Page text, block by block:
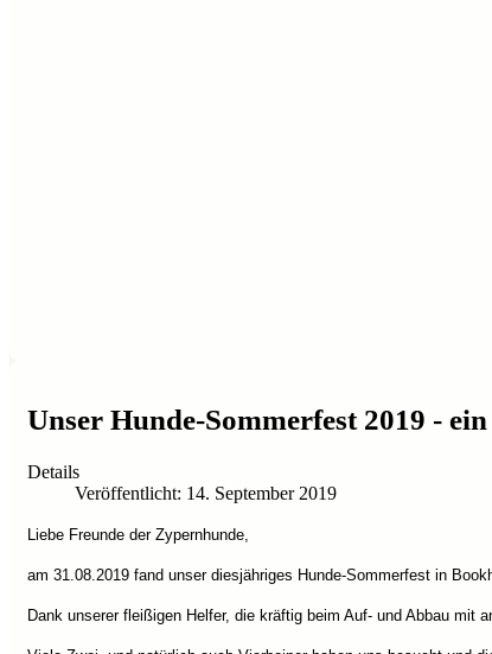
Unser Hunde-Sommerfest 2019 -
Details
Veröffentlicht: 14. September 2019
Liebe Freunde der Zypernhunde,
am 31.08.2019 fand unser diesjähriges Hunde-Sommerfest in
Dank unserer fleißigen Helfer, die kräftig beim Auf- und Abbau mit